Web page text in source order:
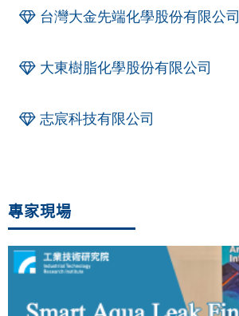
台灣大金先端化學股份有限公司
大東樹脂化學股份有限公司
志宸科技有限公司
專家現場